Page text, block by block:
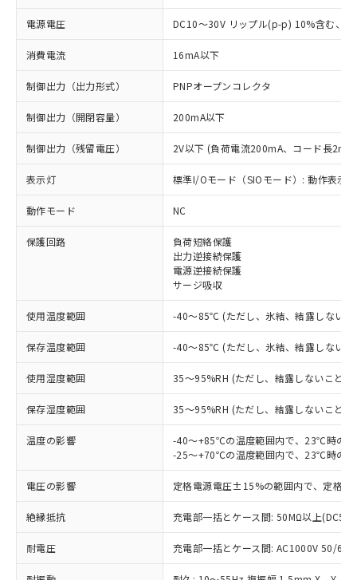
電源電圧 DC10～30V リップル(p-p) 10%含む、
消費電流 16mA以下
制御出力（出力形式） PNPオープンコレクタ
制御出力（開閉容量） 200mA以下
制御出力（残留電圧） 2V以下 (負荷電流200mA、コード長2m
表示灯 標準I/Oモード（SIOモード）: 動作表示
動作モード NC
保護回路
負荷短絡保護
出力逆接続保護
電源逆接続保護
サージ吸収
使用温度範囲 -40～85℃ (ただし、氷結、結露しないこ
保存温度範囲 -40～85℃ (ただし、氷結、結露しないこ
使用湿度範囲 35～95%RH (ただし、結露しないこと)
保存湿度範囲 35～95%RH (ただし、結露しないこと)
温度の影響
-40～+85℃の温度範囲内で、23℃時の
-25～+70℃の温度範囲内で、23℃時の
電圧の影響 定格電源電圧±15%の範囲内で、定格
絶縁抵抗 充電部一括とケース間: 50MΩ以上
耐電圧 充電部一括とケース間: AC1000V 50/
ご利用条件
以下の条件をお読みいただき、同意のうえ
ご利用ください。
本サービスは、当社制御機器事業取扱
商品の当社在庫状況および標準価格
(税抜)を提供させていただくもので
当社制御機器事業取扱商品の中には、
本サービスの対象外となる商品もある
ことをご了承ください。
在庫状況および標準価格照会結果は、
記載している更新日時点での社内デー
※1 対応状況
対応済み：EU RoHS指令（10物質）の
非含有に対応した製品が提供可能な商品で
す。
対応予定：EU RoHS指令（10物質）の非含
有に対応した製品に切り替える予定のある
対応予定なし：EU RoHS指令（10物質）の
非含有に非対応の商品で、対応品を出す予
定はありません。
調査・確認中：EU RoHS指令（10物質）の
非含有の対応状況を調査中または確認中の
非該当品：ライセンス料など無形物で、有
仕入先様の事情により、非含有部品として
いたものが、含有品と判明した場合などや
むを得ず変更することがあります。
※1 中国RoHS○×表
「○」：最大均質材料含有率が中国RoHSの
基準値以下であることを示します。
「×」：最大均質材料含有率が中国RoHSの
「－」：未確認です。当社販売部門へお問
い合わせください。
当社は、これら貴社製品のうち、外国
為替および外国貿易法に定める商品
（以下｢規制貨物等」という）を輸出